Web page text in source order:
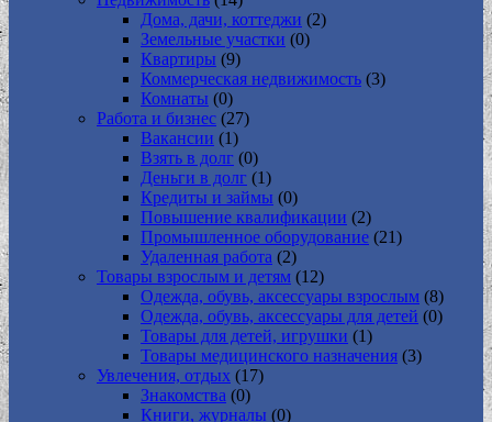
Дома, дачи, коттеджи (2)
Земельные участки (0)
Квартиры (9)
Коммерческая недвижимость (3)
Комнаты (0)
Работа и бизнес (27)
Вакансии (1)
Взять в долг (0)
Деньги в долг (1)
Кредиты и займы (0)
Повышение квалификации (2)
Промышленное оборудование (21)
Удаленная работа (2)
Товары взрослым и детям (12)
Одежда, обувь, аксессуары взрослым (8)
Одежда, обувь, аксессуары для детей (0)
Товары для детей, игрушки (1)
Товары медицинского назначения (3)
Увлечения, отдых (17)
Знакомства (0)
Книги, журналы (0)